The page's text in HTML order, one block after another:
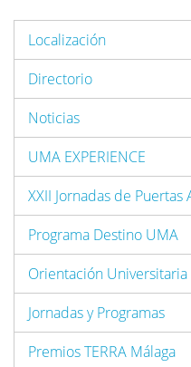
Localización
Directorio
Noticias
UMA EXPERIENCE
XXII Jornadas de
Programa Destino UMA
Orientación Universitaria
Jornadas y Programas
Premios TERRA Málaga